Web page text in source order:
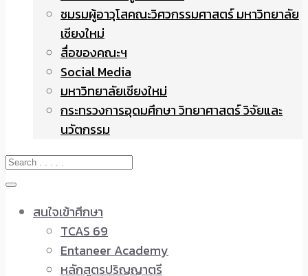
ชมรมผู้อาวุโสคณะวิศวกรรมศาสตร์ มหาวิทยาลัย
เชียงใหม่
สื่อของคณะฯ
Social Media
มหาวิทยาลัยเชียงใหม่
กระทรวงการอุดมศึกษา วิทยาศาสตร์ วิจัยและ
นวัตกรรม
สนใจเข้าศึกษา
TCAS 69
Entaneer Academy
หลักสูตรปริญญาตรี